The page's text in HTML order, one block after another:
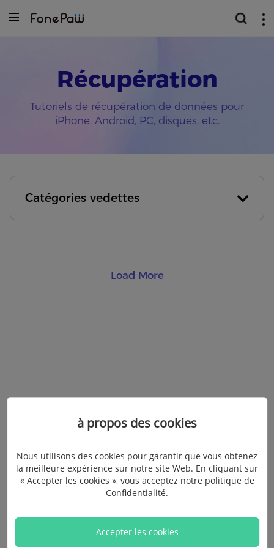
Récupération
Tutoriels de récupération de données pour
iPhone, Android, PC, disques, etc.
Load More
Catégories vedettes
à propos des cookies
Nous utilisons des cookies pour garantir que vous obtenez
la meilleure expérience sur notre site Web. En cliquant sur
« Accepter les cookies », vous acceptez notre politique de
Confidentialité.
Accepter les cookies